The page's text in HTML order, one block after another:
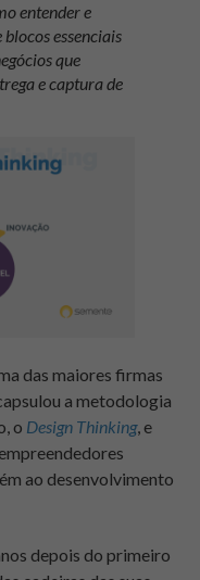
entender e
essenciais
que
e captura de
das maiores firmas
a metodologia
o Design Thinking, e
ao desenvolvimento
depois do primeiro